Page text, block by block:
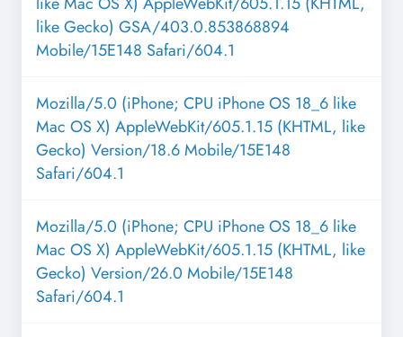
like Gecko) GSA/403.0.853868894
Mobile/15E148 Safari/604.1
Mozilla/5.0 (iPhone; CPU iPhone OS 18_6 like
Mac OS X) AppleWebKit/605.1.15 (KHTML, like
Gecko) Version/18.6 Mobile/15E148
Safari/604.1
Mozilla/5.0 (iPhone; CPU iPhone OS 18_6 like
Mac OS X) AppleWebKit/605.1.15 (KHTML, like
Gecko) Version/26.0 Mobile/15E148
Safari/604.1